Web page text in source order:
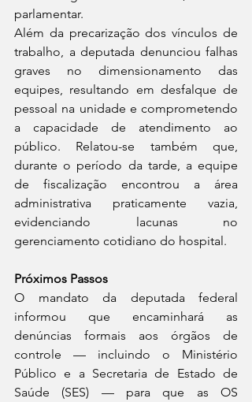
parlamentar.
Além da precarização dos vínculos de
trabalho, a deputada denunciou falhas
graves no dimensionamento das
equipes, resultando em desfalque de
pessoal na unidade e comprometendo
a capacidade de atendimento ao
público. Relatou-se também que,
durante o período da tarde, a equipe
de fiscalização encontrou a área
administrativa praticamente vazia,
evidenciando lacunas no
gerenciamento cotidiano do hospital.
Próximos Passos
O mandato da deputada federal
informou que encaminhará as
denúncias formais aos órgãos de
controle — incluindo o Ministério
Público e a Secretaria de Estado de
Saúde (SES) — para que as OS